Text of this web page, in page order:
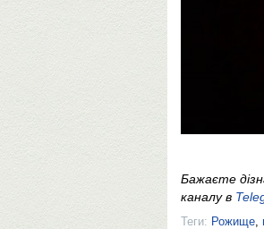
Бажаєте
каналу в
Теги: Рожище,